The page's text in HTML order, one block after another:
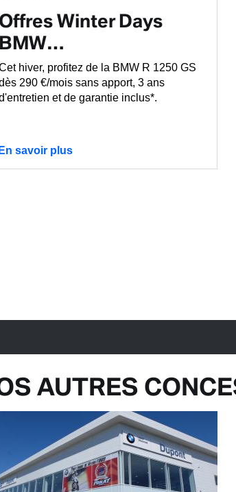
Offres Winter Days
BMW…
hiver, profitez de la BMW R 1250 GS
290 €/mois sans apport, 3 ans
et de garantie inclus*.
En savoir plus
AUTRES